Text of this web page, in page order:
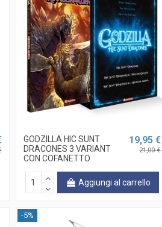
GODZILLA HIC SUNT
DRACONES 3 VARIANT
CON COFANETTO
19,95 €
21,00 €
Aggiungi al carrello
-5%